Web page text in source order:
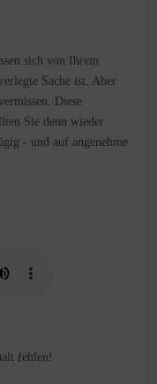
sich von Ihrem
Sache ist. Aber
Diese
Sie denn wieder
- und auf angenehme
fehlen!